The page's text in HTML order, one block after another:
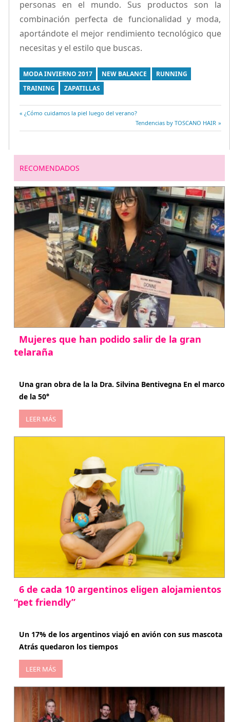
personas en el mundo. Sus productos son la
combinación perfecta de funcionalidad y moda,
aportándote el mejor rendimiento tecnológico que
necesitas y el estilo que buscas.
MODA INVIERNO 2017 NEW BALANCE
RUNNING
TRAINING
ZAPATILLAS
Navegación
entradas
Entrada
¿Cómo cuidamos la piel luego del verano?
Entrada
siguiente:
Tendencias by TOSCANO HAIR
RECOMENDADOS
Mujeres que han podido salir de la gran
telaraña
Una gran obra de la la Dra. Silvina Bentivegna En el marco
de la 50°
LEER MÁS
6 de cada 10 argentinos eligen alojamientos
“pet friendly”
Un 17% de los argentinos viajó en avión con sus mascota
Atrás quedaron los tiempos
LEER MÁS